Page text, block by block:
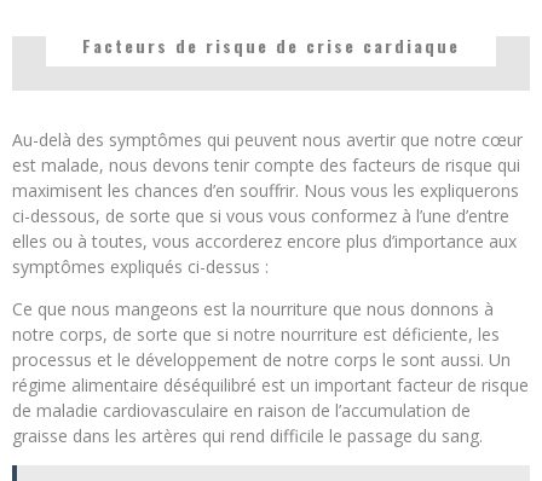
Facteurs de risque de crise cardiaque
Au-delà des symptômes qui peuvent nous avertir que notre cœur
est malade, nous devons tenir compte des facteurs de risque qui
maximisent les chances d’en souffrir. Nous vous les expliquerons
ci-dessous, de sorte que si vous vous conformez à l’une d’entre
elles ou à toutes, vous accorderez encore plus d’importance aux
symptômes expliqués ci-dessus :
Ce que nous mangeons est la nourriture que nous donnons à
notre corps, de sorte que si notre nourriture est déficiente, les
processus et le développement de notre corps le sont aussi. Un
régime alimentaire déséquilibré est un important facteur de risque
de maladie cardiovasculaire en raison de l’accumulation de
graisse dans les artères qui rend difficile le passage du sang.